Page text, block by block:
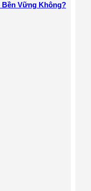
Bền Vững Không?